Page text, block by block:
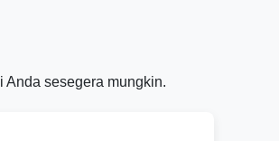
sesegera mungkin.